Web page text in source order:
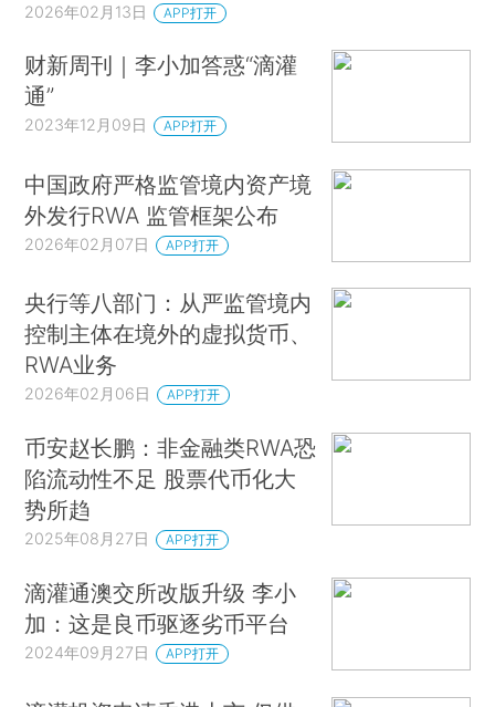
2026年02月13日 APP打开
财新周刊｜李小加答惑“滴灌
通”
2023年12月09日 APP打开
中国政府严格监管境内资产境
外发行RWA 监管框架公布
2026年02月07日 APP打开
央行等八部门：从严监管境内
控制主体在境外的虚拟货币、
RWA业务
2026年02月06日 APP打开
币安赵长鹏：非金融类RWA恐
陷流动性不足 股票代币化大
势所趋
2025年08月27日 APP打开
滴灌通澳交所改版升级 李小
加：这是良币驱逐劣币平台
2024年09月27日 APP打开